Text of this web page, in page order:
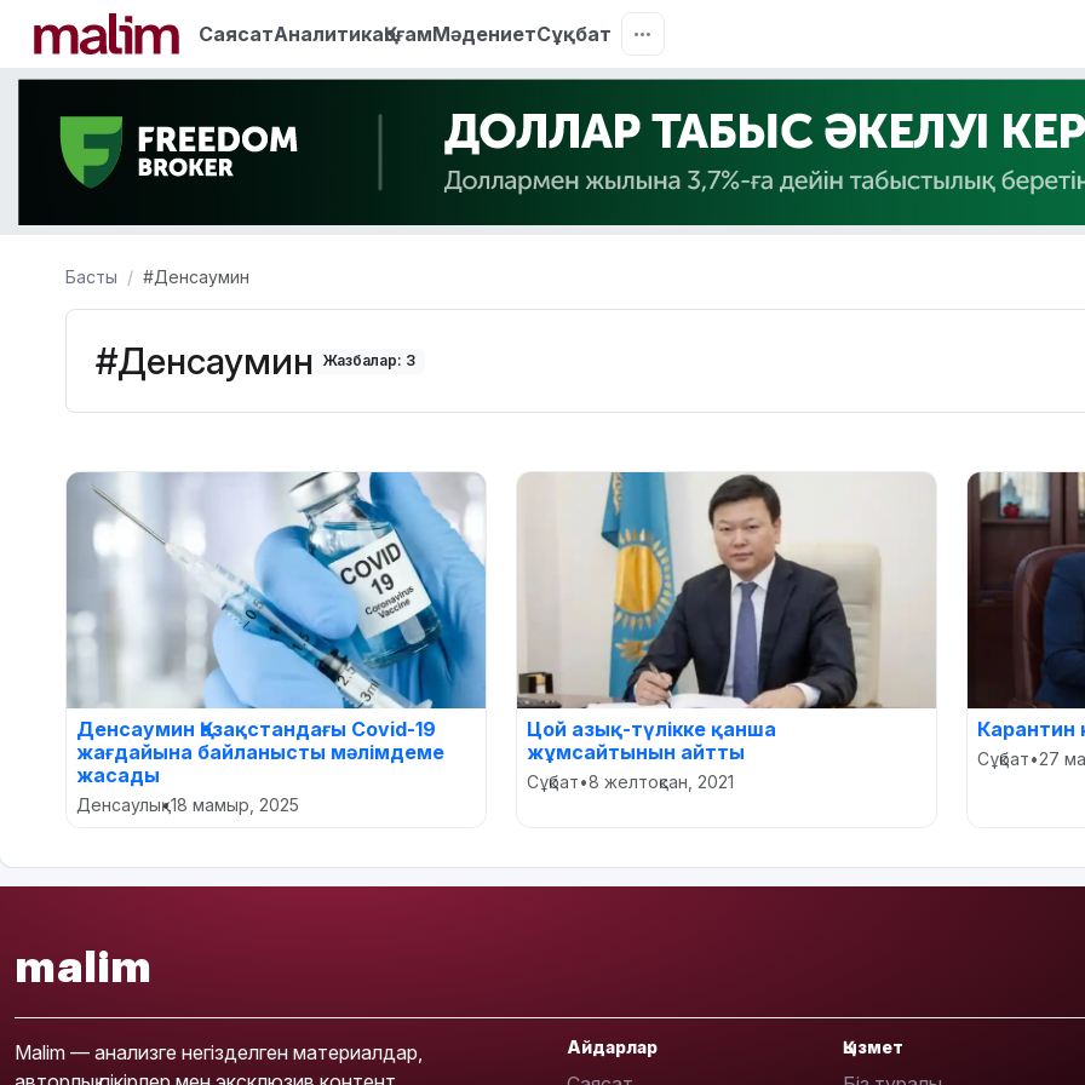
СаясатАналитикаҚоғамМәдениетСұқбат
Басты #Денсаумин
#Денсаумин Жазбалар: 3
Денсаумин Қазақстандағы Covid-19
жағдайына байланысты мәлімдеме
жасады
Денсаулық•18 мамыр, 2025
Цой азық-түлікке қанша
жұмсайтынын айтты
Сұқбат•8 желтоқсан, 2021
Карантин
Сұқбат•27
malim
Malim — анализге негізделген материалдар,
Айдарлар Қызмет